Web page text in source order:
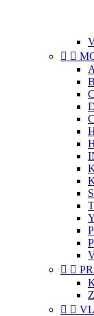
 
 
 